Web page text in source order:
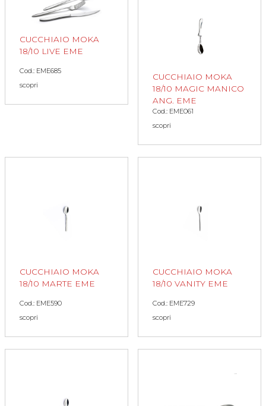
CUCCHIAIO MOKA
18/10 LIVE EME
Cod.: EME685
scopri
CUCCHIAIO MOKA
18/10 MAGIC MANICO
ANG. EME
Cod.: EME061
scopri
CUCCHIAIO MOKA
18/10 MARTE EME
Cod.: EME590
scopri
CUCCHIAIO MOKA
18/10 VANITY EME
Cod.: EME729
scopri